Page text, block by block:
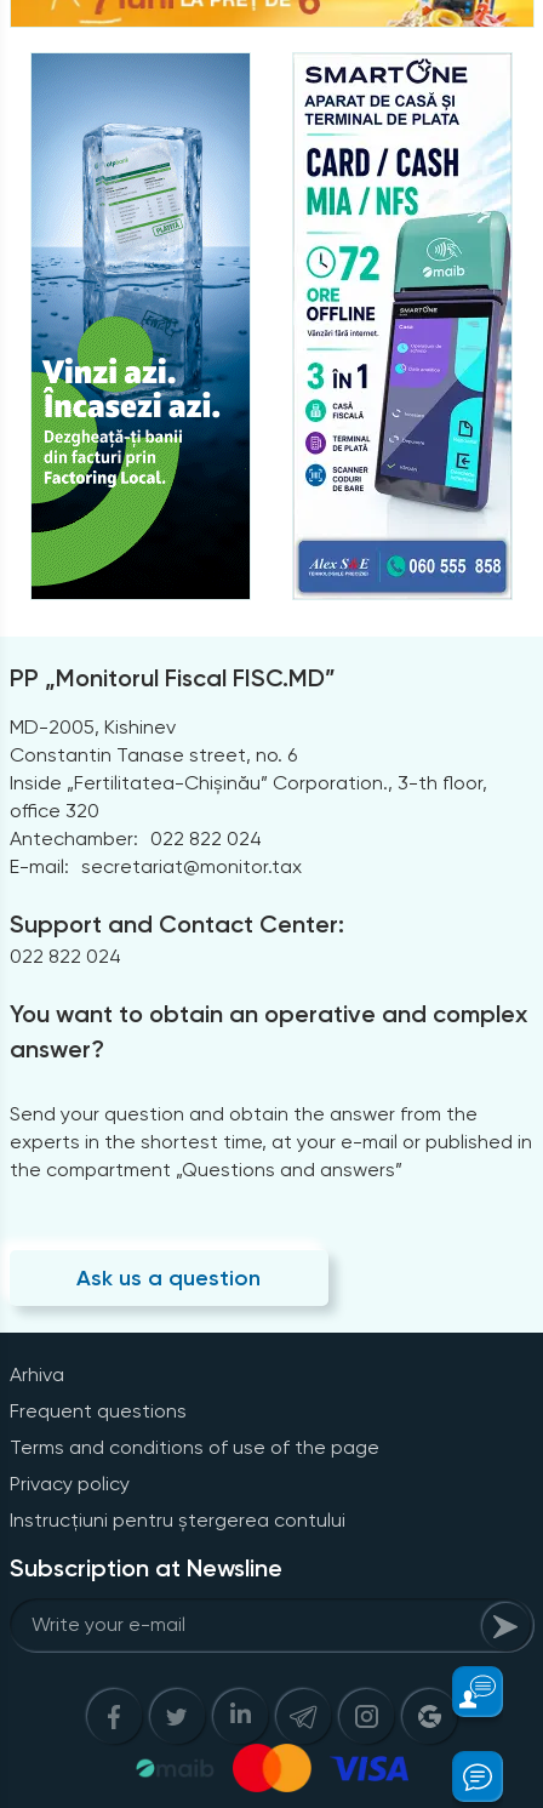
PP „Monitorul Fiscal FISC.MD”
MD-2005, Kishinev
Constantin Tanase street, no. 6
Inside „Fertilitatea-Chișinău” Corporation., 3-th floor,
office 320
Antechamber:
022 822 024
E-mail: secretariat@monitor.tax
Support and Contact Center:
022 822 024
You want to obtain an operative and complex
answer?
Send your question and obtain the answer from the
experts in the shortest time, at your e-mail or published in
the compartment „Questions and answers”
Ask us a question
Arhiva
Frequent questions
Terms and conditions of use of the page
Privacy policy
Instrucțiuni pentru ștergerea contului
Subscription at Newsline